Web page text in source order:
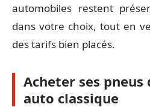
automobiles restent
dans votre choix, tout en
des tarifs bien placés.
Acheter ses pneus
auto classique